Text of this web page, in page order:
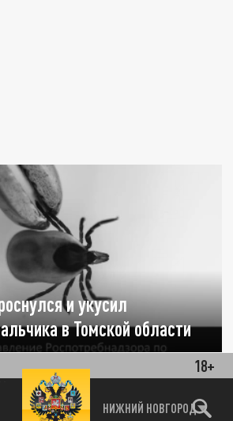
18+
НИЖНИЙ НОВГОРОД
и укусил
в Томской области
пресс-служба
Томской области.